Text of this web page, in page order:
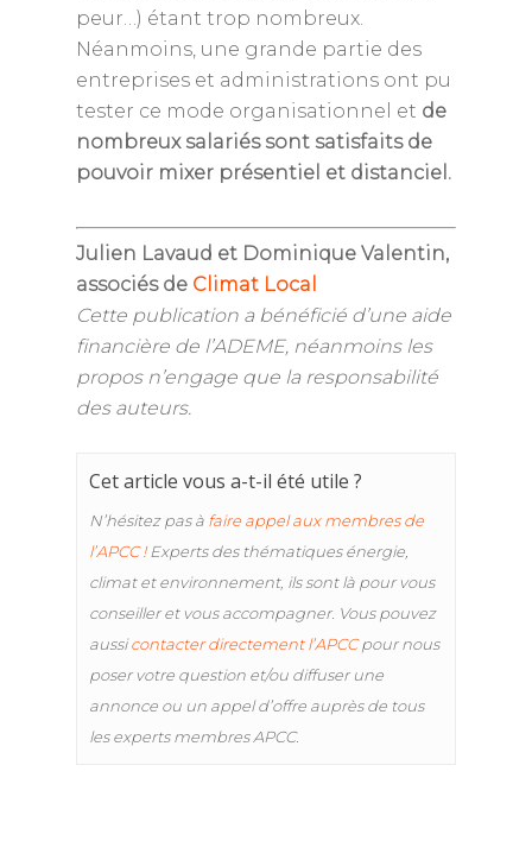
peur…) étant trop nombreux.
Néanmoins, une grande partie des
entreprises et administrations ont pu
tester ce mode organisationnel et de
nombreux salariés sont satisfaits de
pouvoir mixer présentiel et distanciel.
Julien Lavaud et Dominique Valentin,
associés de Climat Local
Cette publication a bénéficié d’une aide
financière de l’ADEME, néanmoins les
propos n’engage que la responsabilité
des auteurs.
Cet article vous a-t-il été utile ?
N’hésitez pas à faire appel aux membres de
l’APCC !Experts des thématiques énergie,
climat et environnement, ils sont là pour vous
conseiller et vous accompagner. Vous pouvez
aussicontacter directement l’APCCpour nous
poser votre question et/ou diffuser une
annonce ou un appel d’offre auprès de tous
les experts membres APCC.